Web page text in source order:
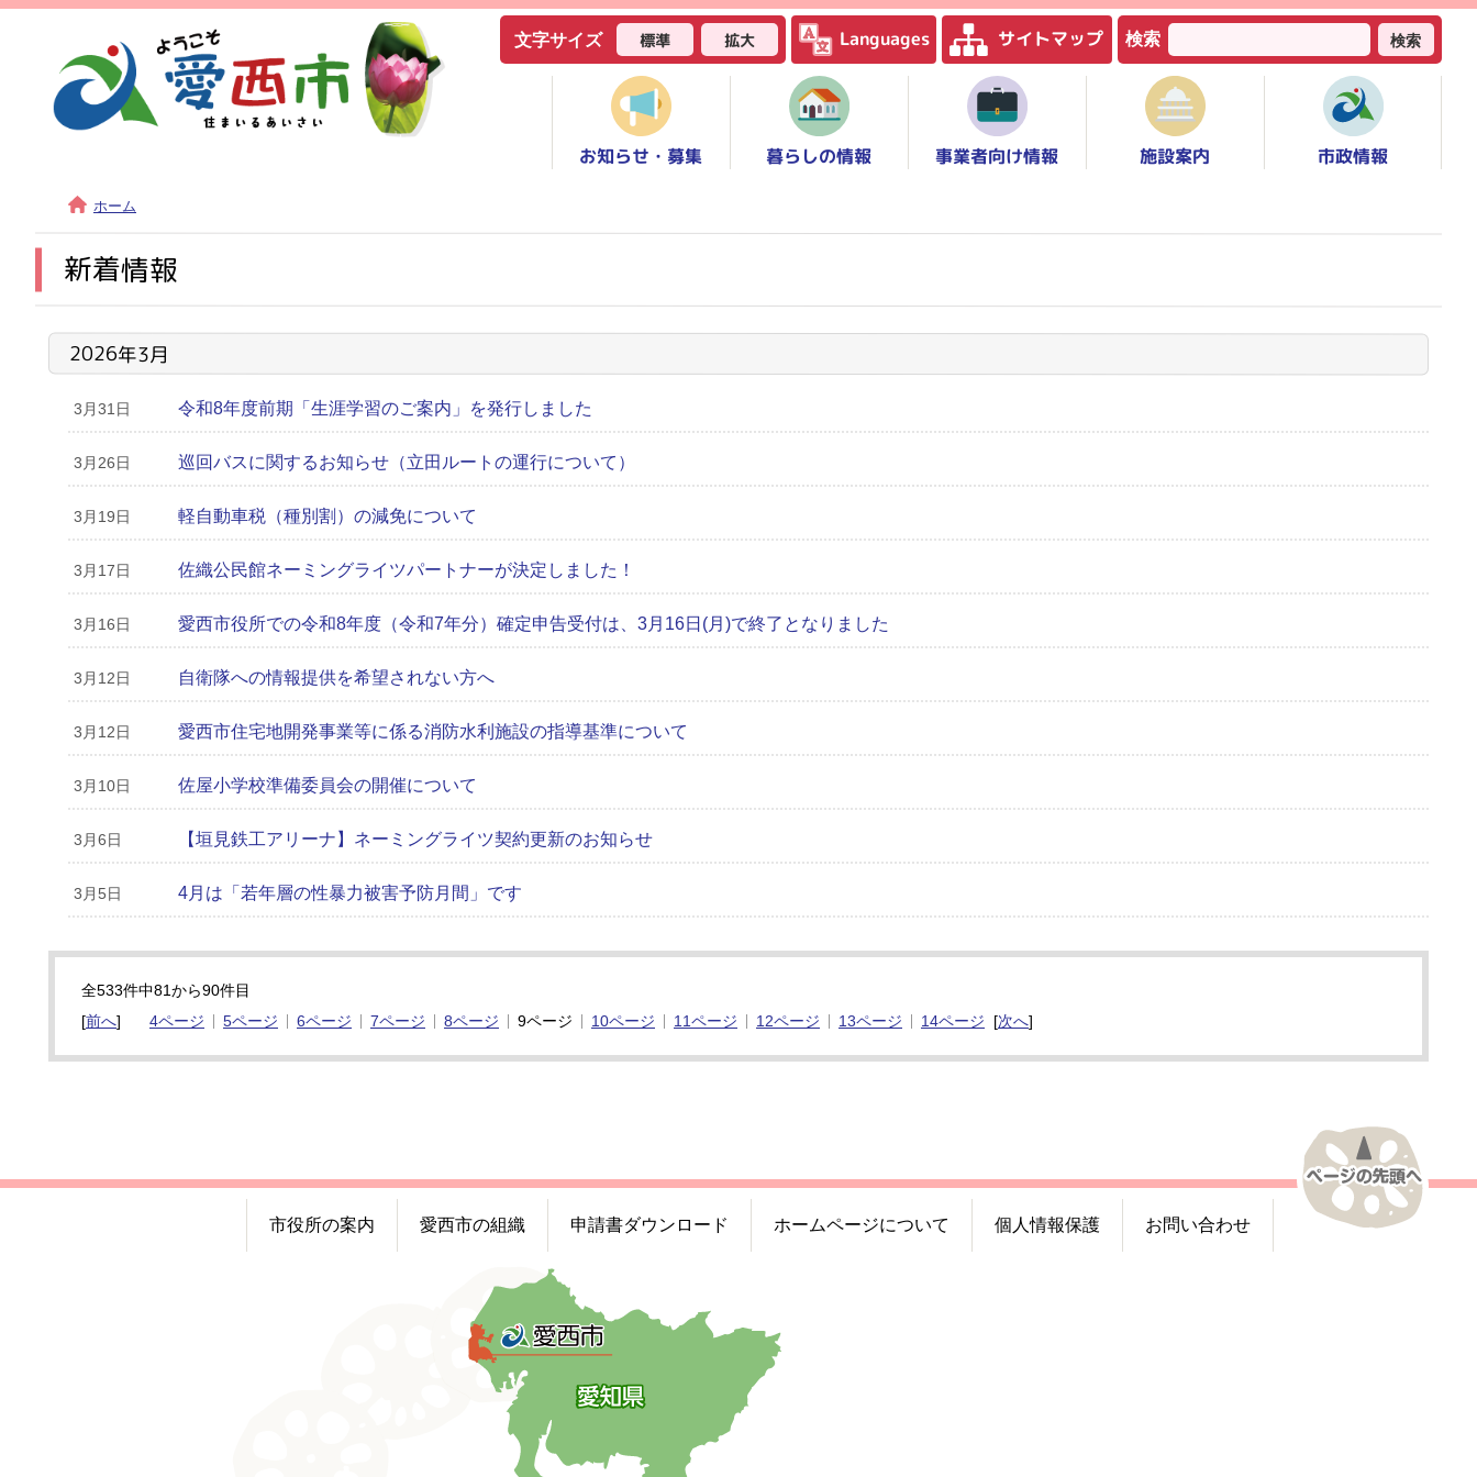
文字サイズ 標準 拡大 Languages サイトマップ 検索 検索
お知らせ・募集 暮らしの情報 事業者向け情報 施設案内 市政情報
ホーム
新着情報
2026年3月
3月31日 令和8年度前期「生涯学習のご案内」を発行しました
3月26日 巡回バスに関するお知らせ（立田ルートの運行について）
3月19日 軽自動車税（種別割）の減免について
3月17日 佐織公民館ネーミングライツパートナーが決定しました！
3月16日 愛西市役所での令和8年度（令和7年分）確定申告受付は、3月16日(月)で終了となりました
3月12日 自衛隊への情報提供を希望されない方へ
3月12日 愛西市住宅地開発事業等に係る消防水利施設の指導基準について
3月10日 佐屋小学校準備委員会の開催について
3月6日 【垣見鉄工アリーナ】ネーミングライツ契約更新のお知らせ
3月5日 4月は「若年層の性暴力被害予防月間」です
全533件中81から90件目
[前へ] 4ページ 5ページ 6ページ 7ページ 8ページ 9ページ 10ページ 11ページ 12ページ 13ページ 14ページ [次へ]
市役所の案内 愛西市の組織 申請書ダウンロード ホームページについて 個人情報保護 お問い合わせ